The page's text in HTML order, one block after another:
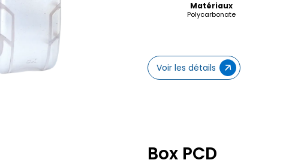
Matériaux
Polycarbonate
Voir les détails
Box PCD